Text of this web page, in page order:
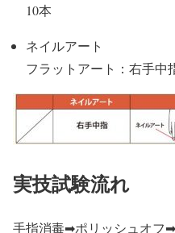
10本
ネイルアート
フラットアート：右手中
実技試験流れ
手指消毒➡ポリッシュオフ